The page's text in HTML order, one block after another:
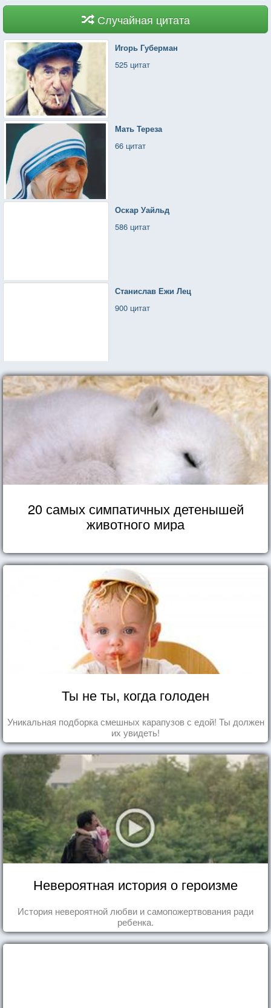
Случайная цитата
Игорь Губерман
525 цитат
Мать Тереза
66 цитат
Оскар Уайльд
586 цитат
Станислав Ежи Лец
900 цитат
20 самых симпатичных детенышей
животного мира
Ты не ты, когда голоден
Уникальная подборка смешных карапузов с едой! Ты должен
их увидеть!
Невероятная история о героизме
История невероятной любви и самопожертвования ради
ребенка.